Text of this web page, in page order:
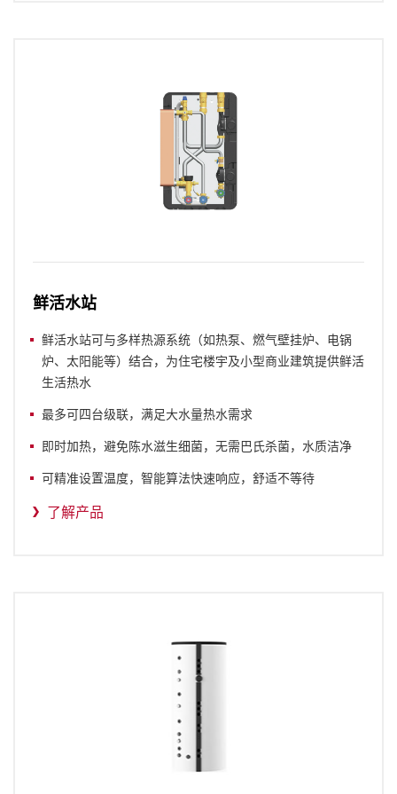
鲜活水站
鲜活水站可与多样热源系统（如热泵、燃气壁挂炉、电锅
炉、太阳能等）结合，为住宅楼宇及小型商业建筑提供鲜活
生活热水
最多可四台级联，满足大水量热水需求
即时加热，避免陈水滋生细菌，无需巴氏杀菌，水质洁净
可精准设置温度，智能算法快速响应，舒适不等待
了解产品